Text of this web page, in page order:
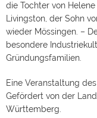
die Tochter von
Livingston, der Sohn
wieder Mössingen. –
besondere
Gründungsfamilien.
Eine Veranstaltung
Gefördert von der
Württemberg.